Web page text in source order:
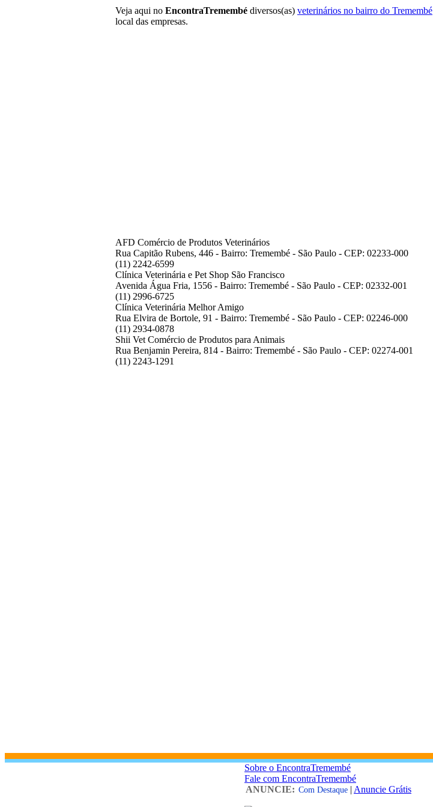
Veja aqui no EncontraTremembé diversos(as) veterinários no bairro do Tremembé
local das empresas.
AFD Comércio de Produtos Veterinários
Rua Capitão Rubens, 446 - Bairro: Tremembé - São Paulo - CEP: 02233-000
(11) 2242-6599
Clínica Veterinária e Pet Shop São Francisco
Avenida Água Fria, 1556 - Bairro: Tremembé - São Paulo - CEP: 02332-001
(11) 2996-6725
Clínica Veterinária Melhor Amigo
Rua Elvira de Bortole, 91 - Bairro: Tremembé - São Paulo - CEP: 02246-000
(11) 2934-0878
Shii Vet Comércio de Produtos para Animais
Rua Benjamin Pereira, 814 - Bairro: Tremembé - São Paulo - CEP: 02274-001
(11) 2243-1291
Sobre o EncontraTremembé
Fale com EncontraTremembé
ANUNCIE: Com Destaque | Anuncie Grátis